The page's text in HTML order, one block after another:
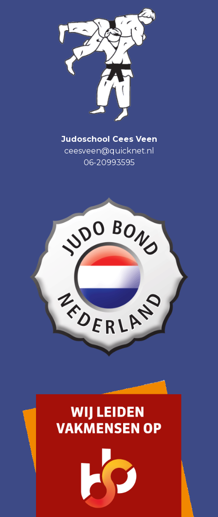
Judoschool Cees Veen
ceesveen@quicknet.nl
06-20993595